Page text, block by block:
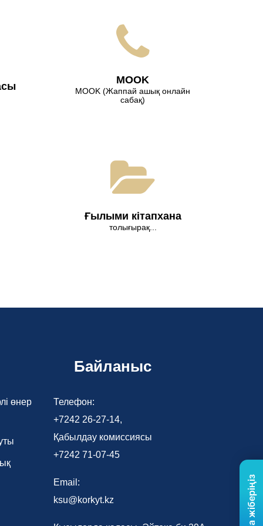
МООK
МООK (Жаппай ашық онлайн
сабақ)
Ғылыми кітапхана
толығырақ...
өнер
Байланыс
Телефон:
+7242 26-27-14,
Қабылдау комиссиясы
+7242 71-07-45
Email:
ksu@korkyt.kz